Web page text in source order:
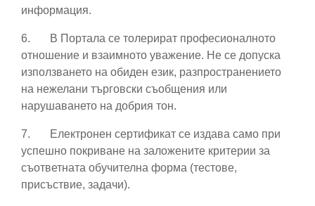
информация.
6.
В Портала се толерират професионалното
отношение и взаимното уважение. Не се допуска
използването на обиден език, разпространението
на нежелани търговски съобщения или
нарушаването на добрия тон.
7.
Електронен сертификат се издава само при
успешно покриване на заложените критерии за
съответната обучителна форма (тестове,
присъствие, задачи).